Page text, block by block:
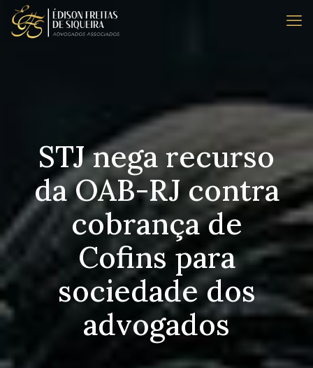
STJ nega recurso
da OAB-RJ contra
cobrança de
Cofins para
sociedade dos
advogados